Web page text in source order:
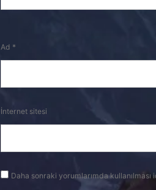
Ad *
İnternet sitesi
Daha sonraki yorumlarımda